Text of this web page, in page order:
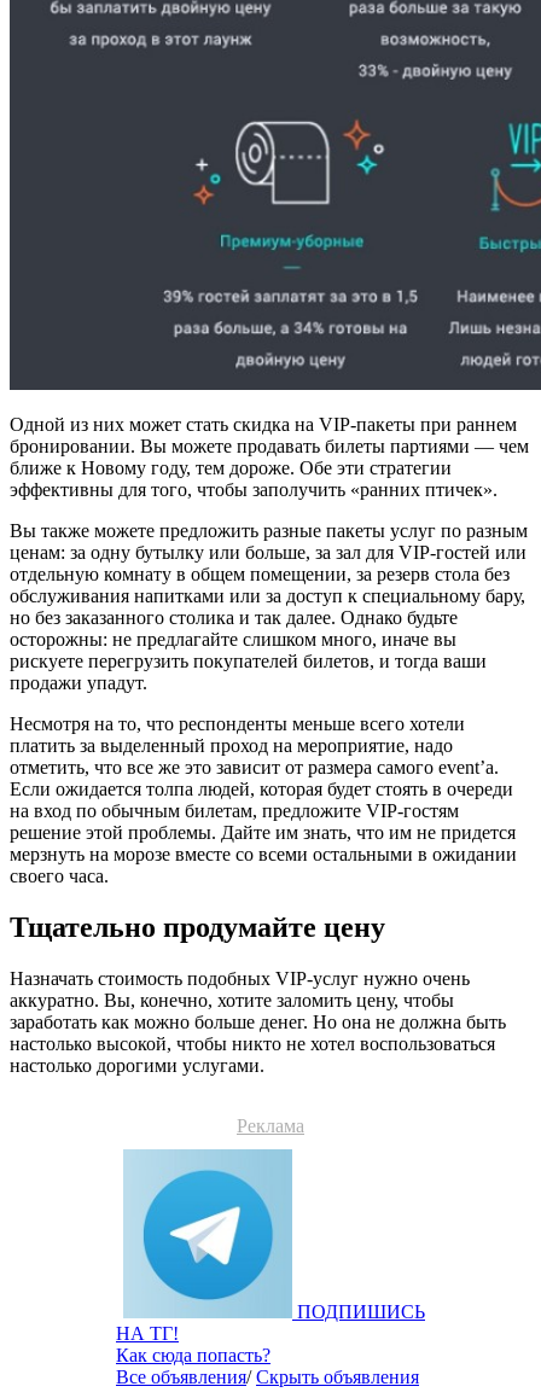
Одной из них может стать скидка на VIP-пакеты при раннем
бронировании. Вы можете продавать билеты партиями — чем
ближе к Новому году, тем дороже. Обе эти стратегии
эффективны для того, чтобы заполучить «ранних птичек».
Вы также можете предложить разные пакеты услуг по разным
ценам: за одну бутылку или больше, за зал для VIP-гостей или
отдельную комнату в общем помещении, за резерв стола без
обслуживания напитками или за доступ к специальному бару,
но без заказанного столика и так далее. Однако будьте
осторожны: не предлагайте слишком много, иначе вы
рискуете перегрузить покупателей билетов, и тогда ваши
продажи упадут.
Несмотря на то, что респонденты меньше всего хотели
платить за выделенный проход на мероприятие, надо
отметить, что все же это зависит от размера самого event’а.
Если ожидается толпа людей, которая будет стоять в очереди
на вход по обычным билетам, предложите VIP-гостям
решение этой проблемы. Дайте им знать, что им не придется
мерзнуть на морозе вместе со всеми остальными в ожидании
своего часа.
Тщательно продумайте цену
Назначать стоимость подобных VIP-услуг нужно очень
аккуратно. Вы, конечно, хотите заломить цену, чтобы
заработать как можно больше денег. Но она не должна быть
настолько высокой, чтобы никто не хотел воспользоваться
настолько дорогими услугами.
Реклама
ПОДПИШИСЬ
НА ТГ!
Как сюда попасть?
Все объявления/Скрыть объявления